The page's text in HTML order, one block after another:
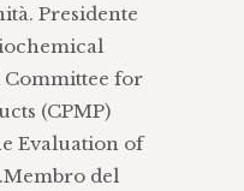
Presidente
Committee for
(CPMP)
Evaluation of
del